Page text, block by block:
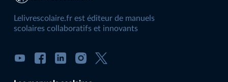
Lelivrescolaire.fr est éditeur de manuels
scolaires collaboratifs et innovants